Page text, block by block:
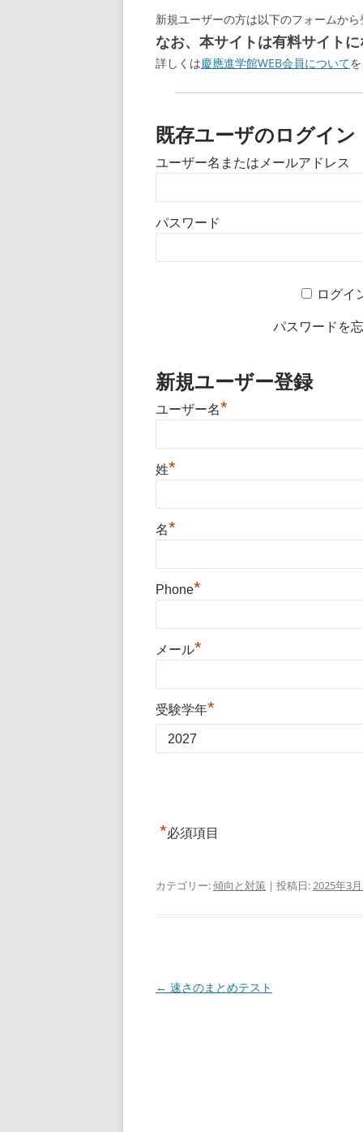
新規ユーザーの方は以下のフォームか
なお、本サイトは有料サイト
詳しくは慶應進学館WEB会員について
既存ユーザのログイン
ユーザー名またはメールアドレス
パスワード
ログイ
パスワードを
新規ユーザー登録
ユーザー名*
姓*
名*
Phone*
メール*
受験学年*
*必須項目
カテゴリー:傾向と対策 | 投稿日:2025年3
投
← 速さのまとめテスト